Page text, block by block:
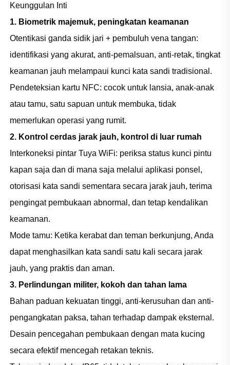
Keunggulan Inti
1. Biometrik majemuk, peningkatan keamanan
Otentikasi ganda sidik jari + pembuluh vena tangan:
identifikasi yang akurat, anti-pemalsuan, anti-retak, tingkat
keamanan jauh melampaui kunci kata sandi tradisional.
Pendeteksian kartu NFC: cocok untuk lansia, anak-anak
atau tamu, satu sapuan untuk membuka, tidak
memerlukan operasi yang rumit.
2. Kontrol cerdas jarak jauh, kontrol di luar rumah
Interkoneksi pintar Tuya WiFi: periksa status kunci pintu
kapan saja dan di mana saja melalui aplikasi ponsel,
otorisasi kata sandi sementara secara jarak jauh, terima
pengingat pembukaan abnormal, dan tetap kendalikan
keamanan.
Mode tamu: Ketika kerabat dan teman berkunjung, Anda
dapat menghasilkan kata sandi satu kali secara jarak
jauh, yang praktis dan aman.
3. Perlindungan militer, kokoh dan tahan lama
Bahan paduan kekuatan tinggi, anti-kerusuhan dan anti-
pengangkatan paksa, tahan terhadap dampak eksternal.
Desain pencegahan pembukaan dengan mata kucing
secara efektif mencegah retakan teknis.